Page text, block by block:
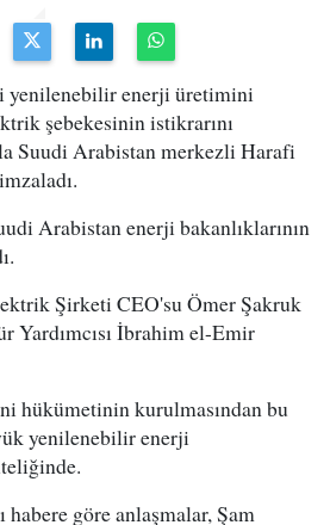
yenilenebilir enerji üretimini
şebekesinin istikrarını
Suudi Arabistan merkezli Harafi
Arabistan enerji bakanlıklarının
Şirketi CEO'su Ömer Şakruk
Yardımcısı İbrahim el-Emir
hükümetinin kurulmasından bu
yenilenebilir enerji
habere göre anlaşmalar, Şam